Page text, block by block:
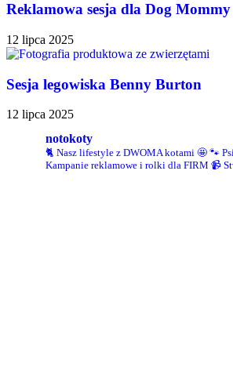
Reklamowa sesja dla Dog Mommy
12 lipca 2025
Sesja legowiska Benny Burton
12 lipca 2025
notokoty
🐈 Nasz lifestyle z DWOMA kotami 🤩 🐾
Kampanie reklamowe i rolki dla FIRM 📹